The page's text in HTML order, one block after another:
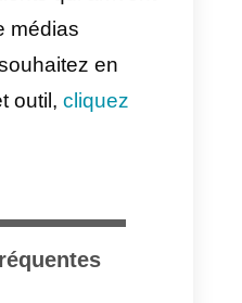
sur le site
.
configurations
ensuivant ces